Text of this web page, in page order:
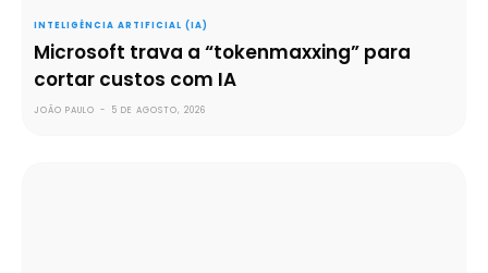
INTELIGÊNCIA ARTIFICIAL (IA)
Microsoft trava a “tokenmaxxing” para
cortar custos com IA
JOÃO PAULO - 5 DE AGOSTO, 2026